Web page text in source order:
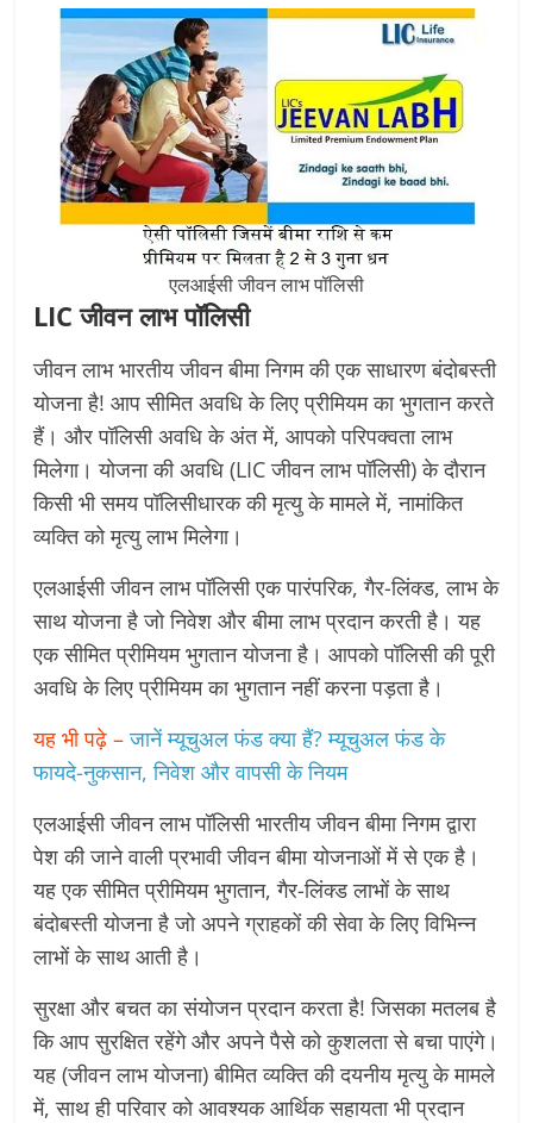
एलआईसी जीवन लाभ पॉलिसी
LIC जीवन लाभ पॉलिसी
जीवन लाभ भारतीय जीवन बीमा निगम की एक साधारण बंदोबस्ती
योजना है! आप सीमित अवधि के लिए प्रीमियम का भुगतान करते
हैं। और पॉलिसी अवधि के अंत में, आपको परिपक्वता लाभ
मिलेगा। योजना की अवधि (LIC जीवन लाभ पॉलिसी) के दौरान
किसी भी समय पॉलिसीधारक की मृत्यु के मामले में, नामांकित
व्यक्ति को मृत्यु लाभ मिलेगा।
एलआईसी जीवन लाभ पॉलिसी एक पारंपरिक, गैर-लिंक्ड, लाभ के
साथ योजना है जो निवेश और बीमा लाभ प्रदान करती है। यह
एक सीमित प्रीमियम भुगतान योजना है। आपको पॉलिसी की पूरी
अवधि के लिए प्रीमियम का भुगतान नहीं करना पड़ता है।
यह भी पढ़े – जानें म्यूचुअल फंड क्या हैं? म्यूचुअल फंड के
फायदे-नुकसान, निवेश और वापसी के नियम
एलआईसी जीवन लाभ पॉलिसी भारतीय जीवन बीमा निगम द्वारा
पेश की जाने वाली प्रभावी जीवन बीमा योजनाओं में से एक है।
यह एक सीमित प्रीमियम भुगतान, गैर-लिंक्ड लाभों के साथ
बंदोबस्ती योजना है जो अपने ग्राहकों की सेवा के लिए विभिन्न
लाभों के साथ आती है।
सुरक्षा और बचत का संयोजन प्रदान करता है! जिसका मतलब है
कि आप सुरक्षित रहेंगे और अपने पैसे को कुशलता से बचा पाएंगे।
यह (जीवन लाभ योजना) बीमित व्यक्ति की दयनीय मृत्यु के मामले
में, साथ ही परिवार को आवश्यक आर्थिक सहायता भी प्रदान